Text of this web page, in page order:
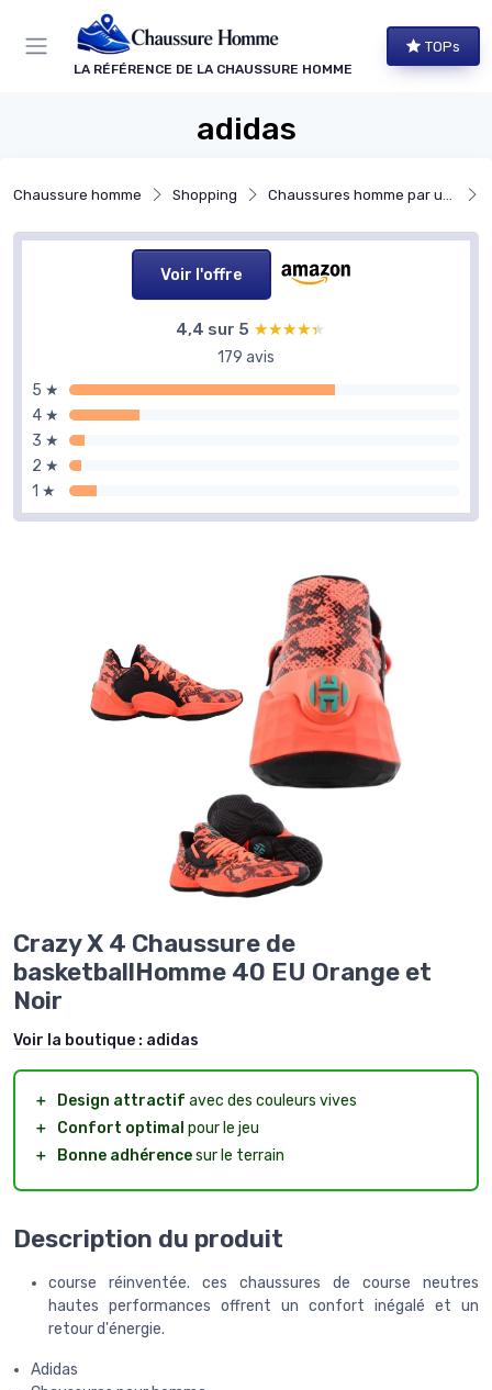
LA RÉFÉRENCE DE LA CHAUSSURE HOMME
TOPs
adidas
Chaussure homme Shopping Chaussures homme par usage
Voir l'offre
4,4 sur 5 ★★★★★
★★★★★
179 avis
5 ★
4 ★
3 ★
2 ★
1 ★
Crazy X 4 Chaussure de
basketballHomme 40 EU Orange et
Noir
Voir la boutique : adidas
＋ Design attractif avec des couleurs vives
＋
Confort optimal pour le jeu
＋
Bonne adhérencesur le terrain
Description du produit
course réinventée. ces chaussures de course neutres
hautes performances offrent un confort inégalé et un
retour d'énergie.
Adidas
Panneau de gestion des cookies